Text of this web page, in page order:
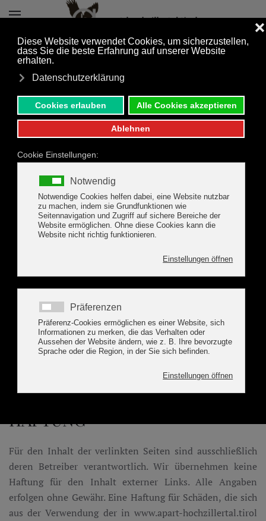
eigener Garten im
Apart Hochzillertal
ANFRAGEN
Datenschutzerklärung
Apart Hochzillertal,
Kaltenbach
HAFTUNG
Für den Inhalt der verlinkten Seiten sind ausschließlich
deren Betreiber verantwortlich. Wir übernehmen keine
Haftung für den Inhalt externer Links. Alle Angaben
erfolgen ohne Gewähr. Eine Haftung für Schäden, die sich
aus der Verwendung der in www.apart-hochzillertal.tirol